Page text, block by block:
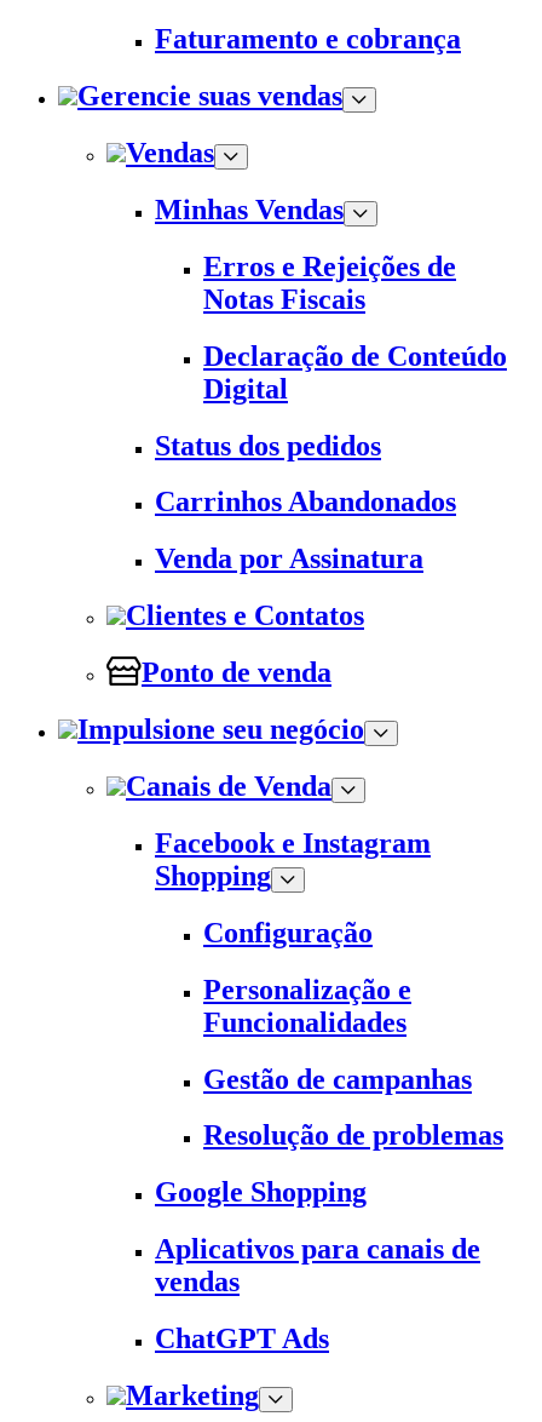
Faturamento e cobrança
Gerencie suas vendas
Vendas
Minhas Vendas
Erros e Rejeições de
Notas Fiscais
Declaração de Conteúdo
Digital
Status dos pedidos
Carrinhos Abandonados
Venda por Assinatura
Clientes e Contatos
Ponto de venda
Impulsione seu negócio
Canais de Venda
Facebook e Instagram
Shopping
Configuração
Personalização e
Funcionalidades
Gestão de campanhas
Resolução de problemas
Google Shopping
Aplicativos para canais de
vendas
ChatGPT Ads
Marketing